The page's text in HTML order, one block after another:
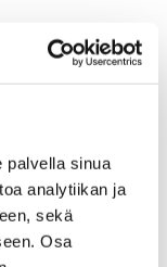
palvella sinua
analytiikan ja
sekä
Osa